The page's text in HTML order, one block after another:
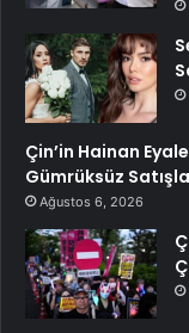
Çin’in Hainan
Gümrüksüz
Ağustos 6, 2026